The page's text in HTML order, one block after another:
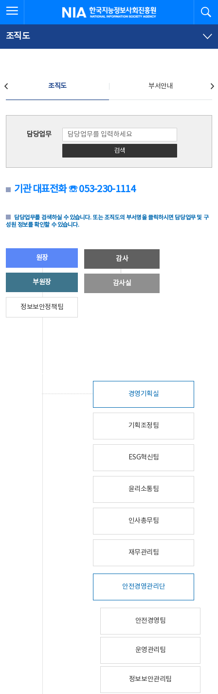
문
로
가
체
뉴
바
가
한국지능정보사회진흥원
조직도
조직도 부서안내
담당업무
검색
기관 대표전화 ☏ 053-230-1114
담당업무를 검색하실 수 있습니다. 또는 조직도의 부서명을 클릭하시면 담당업무 및 구
성원 정보를 확인할 수 있습니다.
원장
부원장
정보보안정책팀
감사
감사실
경영기획실
기획조정팀
ESG혁신팀
윤리소통팀
인사총무팀
재무관리팀
안전경영관리단
안전경영팀
운영관리팀
정보보안관리팀